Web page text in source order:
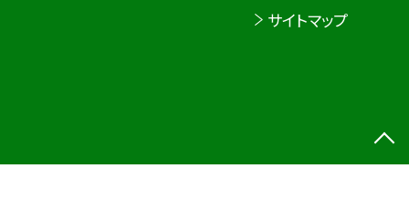
サイトマップ